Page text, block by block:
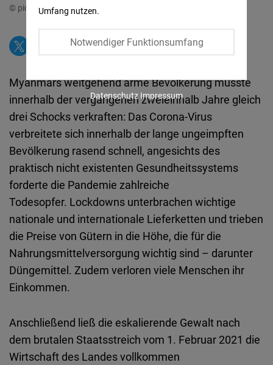
© picture alliance / ASSOCIATED PRESS | Uncredited
Myanmars weitgehend arme Bevölkerung musste
innerhalb der vergangenen zweieinhalb Jahre gleich
drei Schocks verkraften: Das Corona-Virus
verbreitete sich innerhalb der lange ungeimpften
Bevölkerung rasend schnell, angesichts des
praktisch nicht existenten Gesundheitssystems
forderte die Pandemie zahlreiche
Todesopfer. Lockdowns unterbrachen wichtige
nationale und internationale Lieferketten und trieben
die Preise von Gütern in die Höhe, die für die
Nahrungsmittelversorgung wichtig sind – darunter
Düngemittel. Zudem verloren viele Menschen ihr
Einkommen.
Anschließend ließ die eskalierende Gewalt nach
dem brutalen Staatsstreich vom 1. Februar 2021 die
Wirtschaft des Landes vollkommen
Umfang nutzen.
Notwendiger Funktionsumfang
Instagram
Embed
Google
Maps
Embed
Cloudinary
Flickr
Embed
Newsletter2go
Embed
Podigee
Embed
Datenschutz Impressum